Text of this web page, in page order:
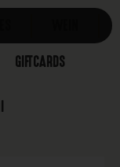
GIFTCARDS